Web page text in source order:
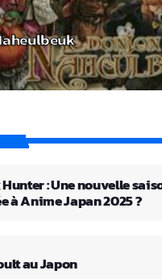
: Une nouvelle
à Anime Japan 2025 ?
au Japon